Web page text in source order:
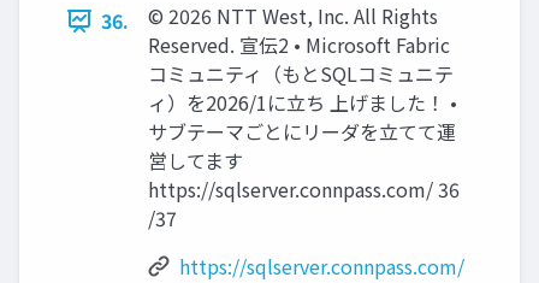
36.
© 2026 NTT West, Inc. All Rights
Reserved. 宣伝2 • Microsoft Fabric
コミュニティ（もとSQLコミュニテ
ィ）を2026/1に立ち 上げました！ •
サブテーマごとにリーダを立てて運
営してます
https://sqlserver.connpass.com/ 36
/37
https://sqlserver.connpass.com/